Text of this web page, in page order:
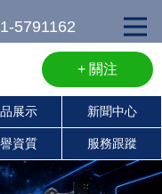
5791162
+ 關注
展示 新聞中心
資質 服務跟蹤
組